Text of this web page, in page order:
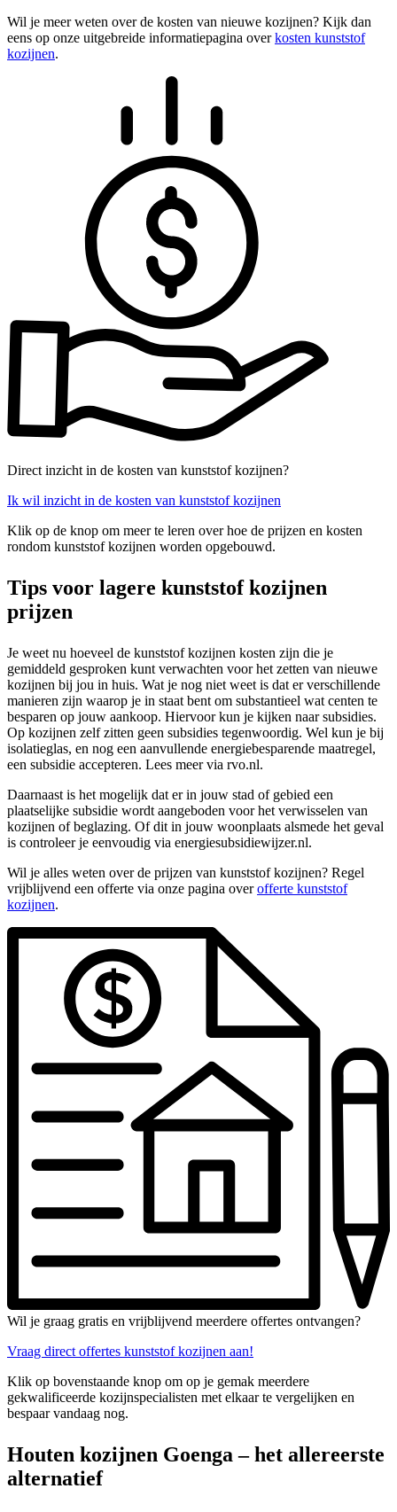
Wil je meer weten over de kosten van nieuwe kozijnen? Kijk dan
eens op onze uitgebreide informatiepagina overkosten kunststof
kozijnen.
Direct inzicht in de kosten van kunststof kozijnen?
Ik wil inzicht in de kosten van kunststof kozijnen
Klik op de knop om meer te leren over hoe de prijzen en kosten
rondom kunststof kozijnen worden opgebouwd.
Tips voor lagere kunststof kozijnen
prijzen
Je weet nu hoeveel de kunststof kozijnen kosten zijn die je
gemiddeld gesproken kunt verwachten voor het zetten van nieuwe
kozijnen bij jou in huis. Wat je nog niet weet is dat er verschillende
manieren zijn waarop je in staat bent om substantieel wat centen te
besparen op jouw aankoop. Hiervoor kun je kijken naar subsidies.
Op kozijnen zelf zitten geen subsidies tegenwoordig. Wel kun je bij
isolatieglas, en nog een aanvullende energiebesparende maatregel,
een subsidie accepteren. Lees meer via rvo.nl.
Daarnaast is het mogelijk dat er in jouw stad of gebied een
plaatselijke subsidie wordt aangeboden voor het verwisselen van
kozijnen of beglazing. Of dit in jouw woonplaats alsmede het geval
is controleer je eenvoudig via energiesubsidiewijzer.nl.
Wil je alles weten over de prijzen van kunststof kozijnen? Regel
vrijblijvend een offerte via onze pagina overofferte kunststof
kozijnen.
Wil je graag gratis en vrijblijvend meerdere offertes ontvangen?
Vraag direct offertes kunststof kozijnen aan!
Klik op bovenstaande knop om op je gemak meerdere
gekwalificeerde kozijnspecialisten met elkaar te vergelijken en
bespaar vandaag nog.
Houten kozijnen Goenga – het allereerste
alternatief